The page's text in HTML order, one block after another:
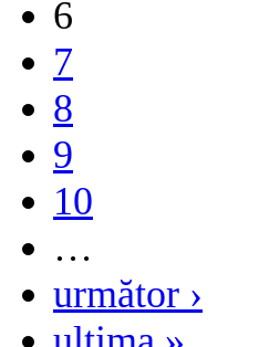
6
7
8
9
10
…
următor ›